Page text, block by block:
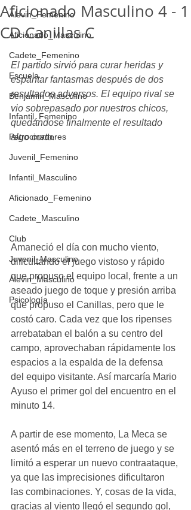
Alevin_Femenino
Aficionado_Masculino
Cadete_Femenino
Escuela
Benjamin_Masculino
Infantil_Femenino
Patrocinadores
Juvenil_Femenino
Infantil_Masculino
Aficionado_Femenino
Cadete_Masculino
Club
Juvenil_Masculino
Alevin_Masculino
Psicología
Aficionado Masculino 4 - 1
CD Canillas C
El partido sirvió para curar heridas y
espantar fantasmas después de dos
resultados adversos. El equipo rival se
vio sobrepasado por nuestros chicos,
quedándose finalmente el resultado
algo corto.
Amaneció el día con mucho viento,
dificultando el juego vistoso y rápido
que propuso el equipo local, frente a un
aseado juego de toque y presión arriba
que propuso el Canillas, pero que le
costó caro. Cada vez que los ripenses
arrebataban el balón a su centro del
campo, aprovechaban rápidamente los
espacios a la espalda de la defensa
del equipo visitante. Así marcaría Mario
Ayuso el primer gol del encuentro en el
minuto 14.
A partir de ese momento, La Meca se
asentó más en el terreno de juego y se
limitó a esperar un nuevo contraataque,
ya que las imprecisiones dificultaron
las combinaciones. Y, cosas de la vida,
gracias al viento llegó el segundo gol,